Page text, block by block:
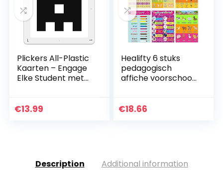
Plickers All-Plastic
Kaarten – Engage
Elke Student met
Beoordeling Cards
€13.99
Healifty 6 stuks
pedagogisch
affiche voorschools
colorsanimal
€18.66
Description Additional information